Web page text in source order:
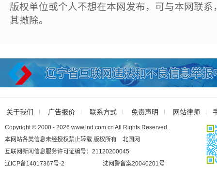
版权单位或个人不想在本网发布，可与本网联
其撤除。
关于我们 广告报价 联系方式 免责声明 网站律师
Copyright © 2000 - 2026 www.lnd.com.cn All Rights Reserved.
本网站各类信息未经授权禁止转载 版权所有 北国网
互联网新闻信息服务许可证编号：21120200045
辽ICP备14017367号-2
沈网警备案20040201号